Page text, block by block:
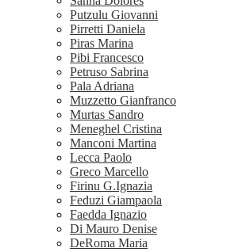
Putzulu Giovanni
Pirretti Daniela
Piras Marina
Pibi Francesco
Petruso Sabrina
Pala Adriana
Muzzetto Gianfranco
Murtas Sandro
Meneghel Cristina
Manconi Martina
Lecca Paolo
Greco Marcello
Firinu G.Ignazia
Feduzi Giampaola
Faedda Ignazio
Di Mauro Denise
DeRoma Maria